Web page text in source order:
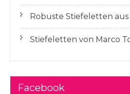
Robuste Stiefeletten
Stiefeletten von Marco
Facebook